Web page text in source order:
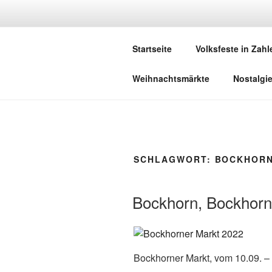
Startseite Volksfeste in
Weihnachtsmärkte Nostalgie
SCHLAGWORT: BOCKHORN
Bockhorn,
Bockhorner Markt, vom 10.09.